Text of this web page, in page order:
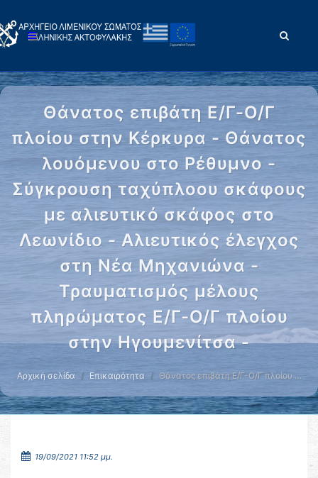
Θάνατος επιβάτη Ε/Γ-Ο/Γ
πλοίου στην Κέρκυρα - Θάνατος
λουόμενου στο Ρέθυμνο -
Σύγκρουση ταχύπλοου σκάφους
με αλιευτικό σκάφος στο
Λεωνίδιο - Αλιευτικός έλεγχος
στη Νέα Μηχανιώνα -
Τραυματισμός μέλους
πληρώματος Ε/Γ-Ο/Γ πλοίου
στην Ηγουμενίτσα -
Αρχική σελίδα Επικαιρότητα Θάνατος επιβάτη Ε/Γ-Ο/Γ πλοίου …
19/09/2021 11:52 μμ.